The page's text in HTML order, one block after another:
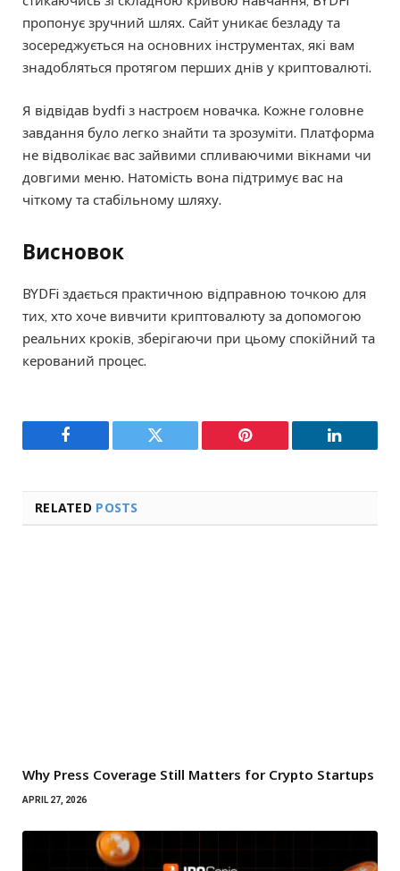
пропонує зручний шлях. Сайт уникає безладу та
зосереджується на основних інструментах, які вам
знадобляться протягом перших днів у криптовалюті.
Я відвідав bydfi з настроєм новачка. Кожне головне
завдання було легко знайти та зрозуміти. Платформа
не відволікає вас зайвими спливаючими вікнами чи
довгими меню. Натомість вона підтримує вас на
чіткому та стабільному шляху.
Висновок
BYDFi здається практичною відправною точкою для
тих, хто хоче вивчити криптовалюту за допомогою
реальних кроків, зберігаючи при цьому спокійний та
керований процес.
Facebook Twitter Pinterest LinkedIn
RELATED POSTS
Why Press Coverage Still Matters for Crypto Startups
APRIL 27, 2026